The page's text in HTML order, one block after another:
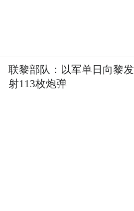
联黎部队：以军单日向黎发
射113枚炮弹